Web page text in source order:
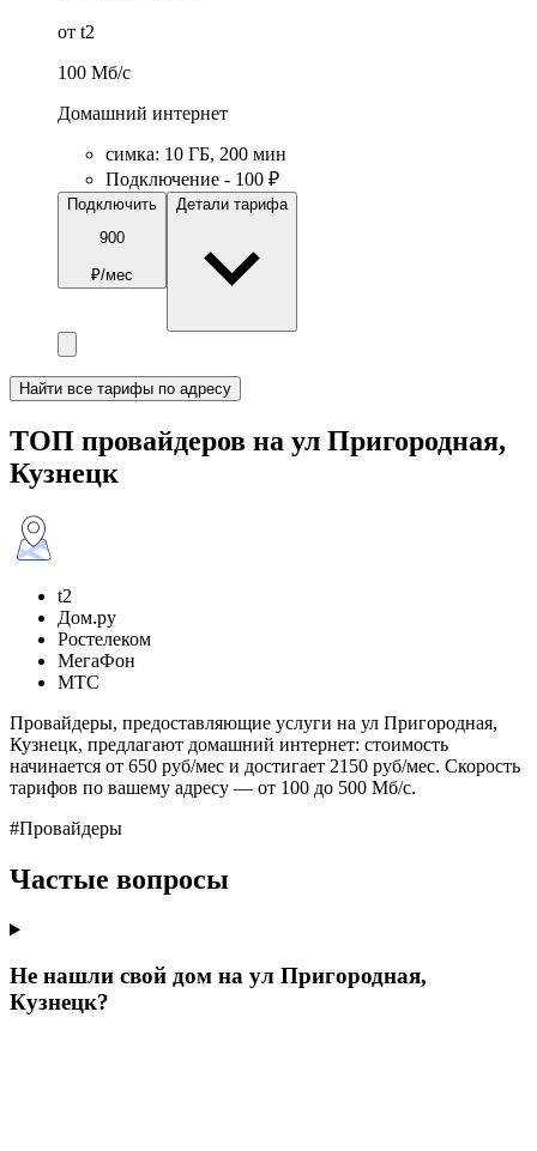
от t2
100 Мб/c
Домашний интернет
симка: 10 ГБ, 200 мин
Подключение - 100 ₽
Подключить
900
₽/мес
Детали тарифа
Найти все тарифы по адресу
ТОП провайдеров на ул Пригородная,
Кузнецк
t2
Дом.ру
Ростелеком
МегаФон
МТС
Провайдеры, предоставляющие услуги на ул Пригородная,
Кузнецк, предлагают домашний интернет: стоимость
начинается от 650 руб/мес и достигает 2150 руб/мес. Скорость
тарифов по вашему адресу — от 100 до 500 Мб/с.
#Провайдеры
Частые вопросы
Не нашли свой дом на ул Пригородная,
Кузнецк?